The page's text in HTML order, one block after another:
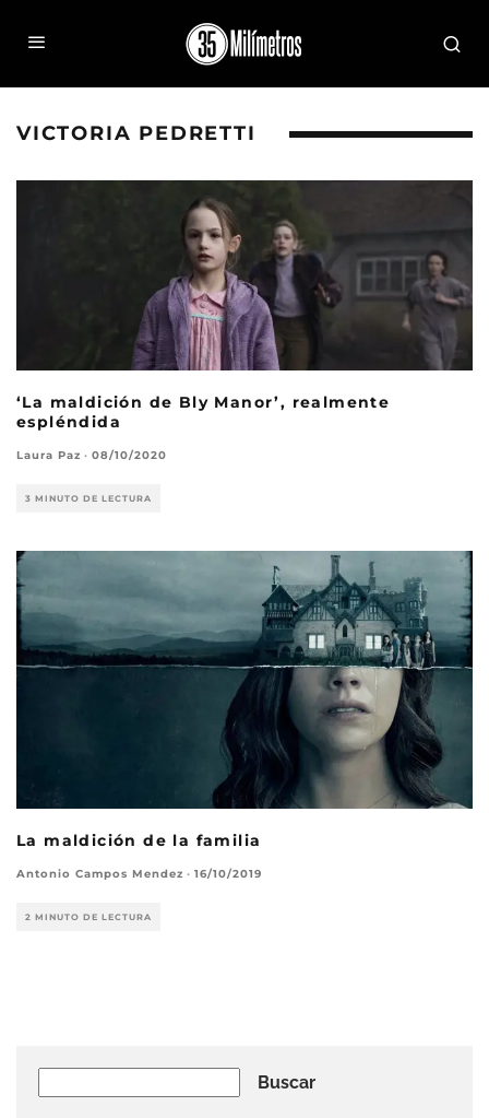
VICTORIA PEDRETTI
‘La maldición de Bly Manor’, realmente
espléndida
Laura Paz · 08/10/2020
3 MINUTO DE LECTURA
La maldición de la familia
Antonio Campos Mendez · 16/10/2019
2 MINUTO DE LECTURA
Buscar